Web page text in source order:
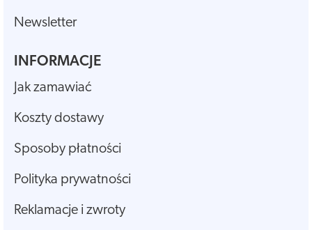
Newsletter
INFORMACJE
Jak zamawiać
Koszty dostawy
Sposoby płatności
Polityka prywatności
Reklamacje i zwroty